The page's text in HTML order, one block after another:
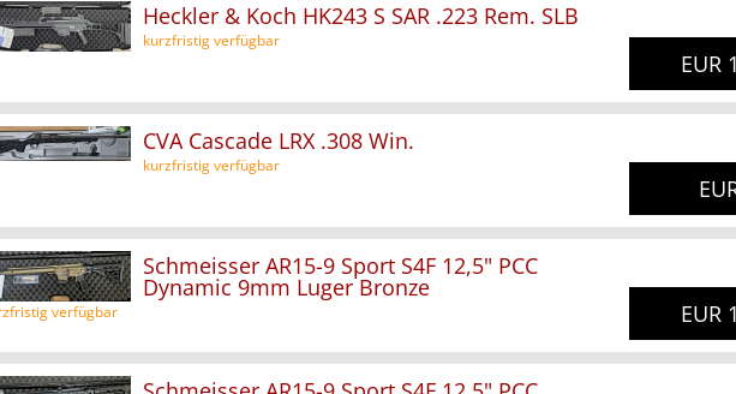
EUR
Heckler & Koch HK243 S SAR .223 Rem. SLB
kurzfristig verfügbar
CVA Cascade LRX .308 Win.
kurzfristig verfügbar
EUR
Schmeisser AR15-9 Sport S4F 12,5" PCC
Dynamic 9mm Luger Bronze
verfügbar